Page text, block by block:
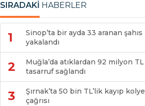
SIRADAKİ HABERLER
1
Sinop’ta bir ayda 33 aranan şahıs
yakalandı
2
Muğla’da atıklardan 92 milyon TL
tasarruf sağlandı
3
Şırnak’ta 50 bin TL’lik kayıp kolye
çağrısı